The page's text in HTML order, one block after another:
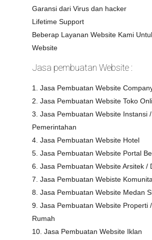
Garansi dari Virus dan hacker
Lifetime Support
Beberap Layanan Website Kami
Website
Jasa pembuatan Website :
1. Jasa Pembuatan Website
2. Jasa Pembuatan Website Toko
3. Jasa Pembuatan Website Instansi
Pemerintahan
4. Jasa Pembuatan Website Hotel
5. Jasa Pembuatan Website Portal
6. Jasa Pembuatan Website Arsitek /
7. Jasa Pembuatan Webiste
8. Jasa Pembuatan Website Medan
9. Jasa Pembuatan Website Properti
Rumah
10. Jasa Pembuatan Website Iklan